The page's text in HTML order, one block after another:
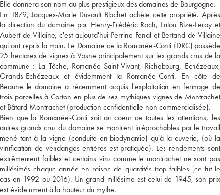
Elle donnera son nom au plus prestigieux des domaines de Bourgogne.
En 1879, Jacques-Marie Duvault Blochet achète cette propriété. Après
la direction du domaine par Henry-Frédéric Roch, Lalou Bize-Leroy et
Aubert de Villaine, c'est aujourd'hui Perrine Fenal et Bertand de Villaine
qui ont repris la main. Le Domaine de la Romanée-Conti (DRC) possède
25 hectares de vignes à Vosne principalement sur les grands crus de la
commune : La Tâche, Romanée-Saint-Vivant, Richebourg, Echézeaux,
Grands-Echézeaux et évidemment la Romanée-Conti. En côte de
Beaune le domaine a récemment acquis l'exploitation en fermage de
trois parcelles à Corton en plus de ses mythiques vignes de Montrachet
et Bâtard-Montrachet (production confidentielle non commercialisée).
Bien que la Romanée-Conti soit au coeur de toutes les attentions, les
autres grands crus du domaine se montrent irréprochables par le travail
mené tant à la vigne (conduite en biodynamie) qu'à la cuverie, (où la
vinification de vendanges entières est pratiquée). Les rendements sont
extrêmement faibles et certains vins comme le montrachet ne sont pas
millésimés chaque année en raison de quantités trop faibles (ce fut le
cas en 1992 ou 2016). Un grand millésime est celui de 1945, son prix
est évidemment à la hauteur du mythe.